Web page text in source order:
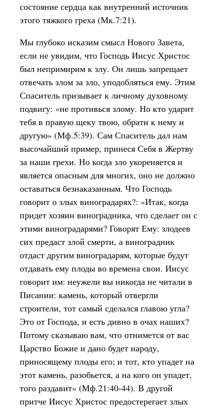
состояние сердца как внутренний источник
этого тяжкого греха (Мк.7:21).
Мы глубоко исказим смысл Нового Завета,
если не увидим, что Господь Иисус Христос
был непримирим к злу. Он лишь запрещает
отвечать злом за зло, уподобляться ему. Этим
Спаситель призывает к личному духовному
подвигу: «не противься злому. Но кто ударит
тебя в правую щеку твою, обрати к нему и
другую» (Мф.5:39). Сам Спаситель дал нам
высочайший пример, принеся Себя в Жертву
за наши грехи. Но когда зло укореняется и
является опасным для многих, оно не должно
оставаться безнаказанным. Что Господь
говорит о злых виноградарях?: «Итак, когда
придет хозяин виноградника, что сделает он с
этими виноградарями? Говорят Ему: злодеев
сих предаст злой смерти, а виноградник
отдаст другим виноградарям, которые будут
отдавать ему плоды во времена свои. Иисус
говорит им: неужели вы никогда не читали в
Писании: камень, который отвергли
строители, тот самый сделался главою угла?
Это от Господа, и есть дивно в очах наших?
Потому сказываю вам, что отнимется от вас
Царство Божие и дано будет народу,
приносящему плоды его; и тот, кто упадет на
этот камень, разобьется, а на кого он упадет,
того раздавит» (Мф.21:40-44). В другой
притче Иисус Христос предостерегает злых